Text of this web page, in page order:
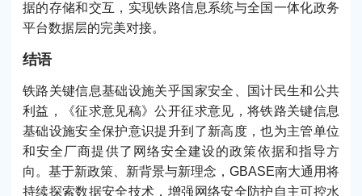
据的存储和交互，实现铁路信息系统与全国一体化政务
平台数据层的完美对接。
结语
铁路关键信息基础设施关乎国家安全、国计民生和公共
利益，《征求意见稿》公开征求意见，将铁路关键信息
基础设施安全保护意识提升到了新高度，也为主管单位
和安全厂商提供了网络安全建设的政策依据和指导方
向。基于新政策、新背景与新理念，GBASE南大通用将
持续探索数据安全技术，增强网络安全防护自主可控水